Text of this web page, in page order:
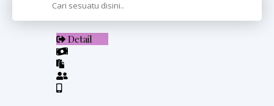
Detail